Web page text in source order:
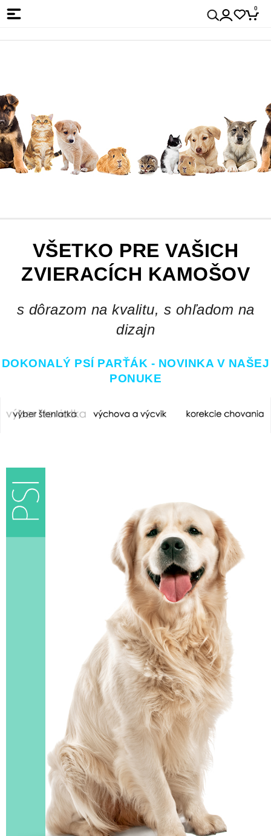
0
VŠETKO PRE VAŠICH
ZVIERACÍCH KAMOŠOV
s dôrazom na kvalitu, s ohľadom na
dizajn
DOKONALÝ PSÍ PARŤÁK - NOVINKA V NAŠEJ
PONUKE